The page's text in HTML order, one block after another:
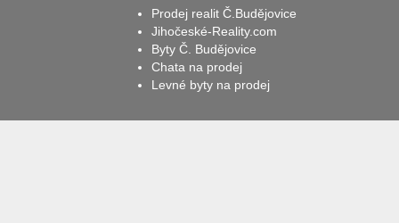
Prodej realit Č.Budějovice
Jihočeské-Reality.com
Byty Č. Budějovice
Chata na prodej
Levné byty na prodej